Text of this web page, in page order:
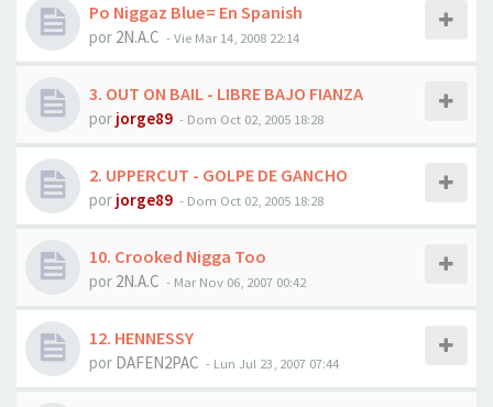
Po Niggaz Blue= En Spanish
por 2N.A.C -Vie Mar 14, 2008 22:14
3. OUT ON BAIL - LIBRE BAJO FIANZA
por jorge89 - Dom Oct 02, 2005 18:28
2. UPPERCUT - GOLPE DE GANCHO
por jorge89 - Dom Oct 02, 2005 18:28
10. Crooked Nigga Too
por 2N.A.C - Mar Nov 06, 2007 00:42
12. HENNESSY
por DAFEN2PAC - Lun Jul 23, 2007 07:44